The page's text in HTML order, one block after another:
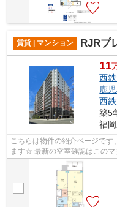
賃貸 | マンション RJRプ
11
西
鹿
西
築5
福
こちらは物件の紹介ページで
ます☆ 最新の空室確認はこの
す！迅速に対応致します！！！